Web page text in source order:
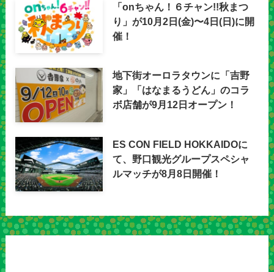
「onちゃん！６チャン!!秋まつ
り」が10月2日(金)〜4日(日)に開
催！
地下街オーロラタウンに「吉野
家」「はなまるうどん」のコラ
ボ店舗が9月12日オープン！
ES CON FIELD HOKKAIDOに
て、野口観光グループスペシャ
ルマッチが8月8日開催！